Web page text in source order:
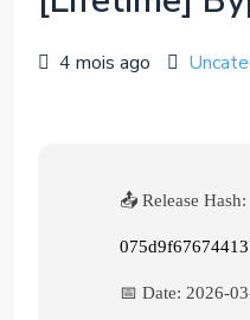
4 mois ago
📤 Release Hash:
📅 Date: 2026-